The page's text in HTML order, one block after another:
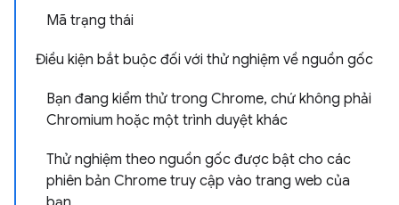
Mã trạng thái
Điều kiện bắt buộc đối với thử nghiệm về nguồn gốc
Bạn đang kiểm thử trong Chrome, chứ không phải
Chromium hoặc một trình duyệt khác
Thử nghiệm theo nguồn gốc được bật cho các
phiên bản Chrome truy cập vào trang web của